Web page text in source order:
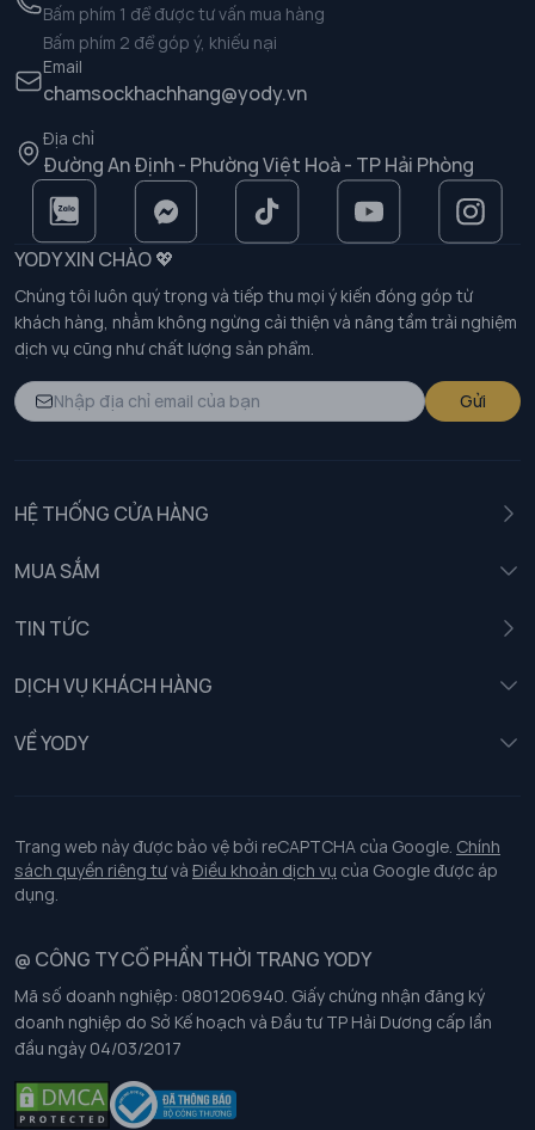
Bấm phím 1 để được tư vấn mua hàng
Bấm phím 2 để góp ý, khiếu nại
Email
chamsockhachhang@yody.vn
Địa chỉ
Đường An Định - Phường Việt Hoà - TP Hải Phòng
YODY XIN CHÀO 💖
Chúng tôi luôn quý trọng và tiếp thu mọi ý kiến đóng góp từ
khách hàng, nhằm không ngừng cải thiện và nâng tầm trải nghiệm
dịch vụ cũng như chất lượng sản phẩm.
Gửi
HỆ THỐNG CỬA HÀNG
MUA SẮM
TIN TỨC
DỊCH VỤ KHÁCH HÀNG
Chính sách khách hàng thân thiết
Chính sách bảo vệ dữ liệu cá nhân
Chính sách thanh toán, giao nhận
Chính sách chất lượng và an toàn sức khoẻ nghề nghiệp
Chính sách đơn đồng phục
Hướng dẫn chọn kích thước
VỀ YODY
Tuyển dụng
Trang web này được bảo vệ bởi reCAPTCHA của Google. Chính
sách quyền riêng tưvà Điều khoản dịch vụ của Google được áp
dụng.
@ CÔNG TY CỔ PHẦN THỜI TRANG YODY
Mã số doanh nghiệp: 0801206940. Giấy chứng nhận đăng ký
doanh nghiệp do Sở Kế hoạch và Đầu tư TP Hải Dương cấp lần
đầu ngày 04/03/2017